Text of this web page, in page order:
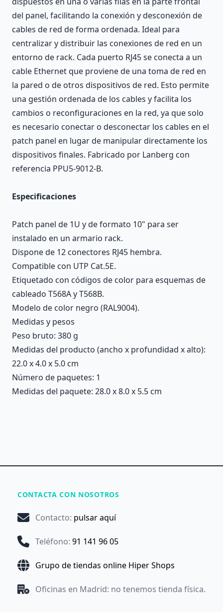
del panel, facilitando la conexión y desconexión de
cables de red de forma ordenada. Ideal para
centralizar y distribuir las conexiones de red en un
entorno de rack. Cada puerto RJ45 se conecta a un
cable Ethernet que proviene de una toma de red en
la pared o de otros dispositivos de red. Esto permite
una gestión ordenada de los cables y facilita los
cambios o reconfiguraciones en la red, ya que solo
es necesario conectar o desconectar los cables en el
patch panel en lugar de manipular directamente los
dispositivos finales. Fabricado por Lanberg con
referencia PPU5-9012-B.
Especificaciones
Patch panel de 1U y de formato 10" para ser
instalado en un armario rack.
Dispone de 12 conectores RJ45 hembra.
Compatible con UTP Cat.5E.
Etiquetado con códigos de color para esquemas de
cableado T568A y T568B.
Modelo de color negro (RAL9004).
Medidas y pesos
Peso bruto: 380 g
Medidas del producto (ancho x profundidad x alto):
22.0 x 4.0 x 5.0 cm
Número de paquetes: 1
Medidas del paquete: 28.0 x 8.0 x 5.5 cm
CONTACTA CON NOSOTROS
Contacto: pulsar aquí
Teléfono: 91 141 96 05
Grupo de tiendas online Hiper Shops
Oficinas en Madrid: no tenemos tienda física.